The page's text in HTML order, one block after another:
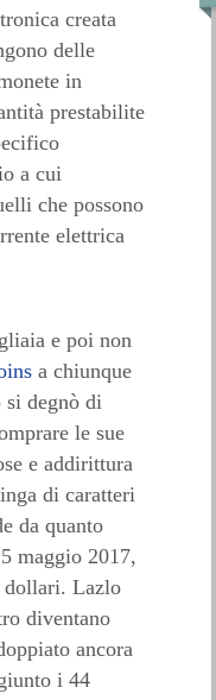
creata
delle
in
prestabilite
a cui
che possono
elettrica
e poi non
a chiunque
si degnò di
le sue
e addirittura
di caratteri
da quanto
maggio 2017,
dollari. Lazlo
diventano
ancora
i 44